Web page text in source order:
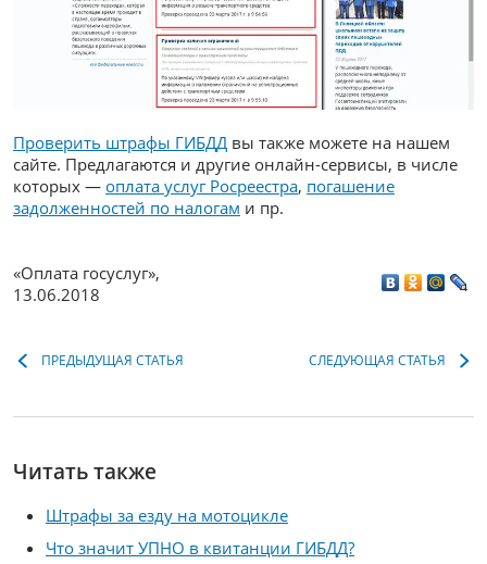
Проверить штрафы ГИБДД вы также можете на нашем
сайте. Предлагаются и другие онлайн-сервисы, в числе
которых — оплата услуг Росреестра, погашение
задолженностей по налогам и пр.
«Оплата госуслуг»,
13.06.2018
ПРЕДЫДУЩАЯ СТАТЬЯ СЛЕДУЮЩАЯ СТАТЬЯ
Читать также
Штрафы за езду на мотоцикле
Что значит УПНО в квитанции ГИБДД?